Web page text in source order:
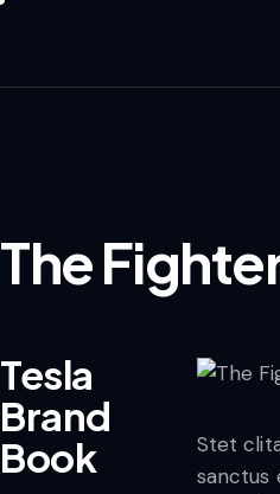
The
Tesla
Brand
Book
Stet
sanctus